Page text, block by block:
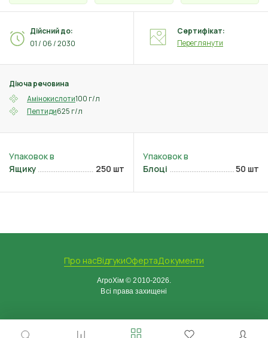
Діюча речовина
Амінокислоти100 г/л
Пептиди625 г/л
Дійсний до:
01 / 06 / 2030
Сертифікат:
Переглянути
Ящику 250 шт Блоці 50 шт
Про насВідгукиОфертаДокументи
АгроХім © 2010-2026.
Всі права захищені